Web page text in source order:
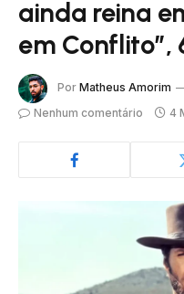
ainda reina
em Conflito”,
Por Matheus Amorim
Nenhum comentário
4